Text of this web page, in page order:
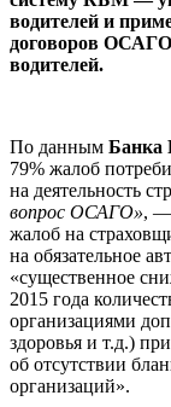
водителей и
договоров
водителей.
По данным Банка
79% жалоб
на деятельность
вопрос ОСАГО», —
жалоб на
на обязательное
«существенное
2015 года
организациями
здоровья и т.д.)
об отсутствии
организаций».